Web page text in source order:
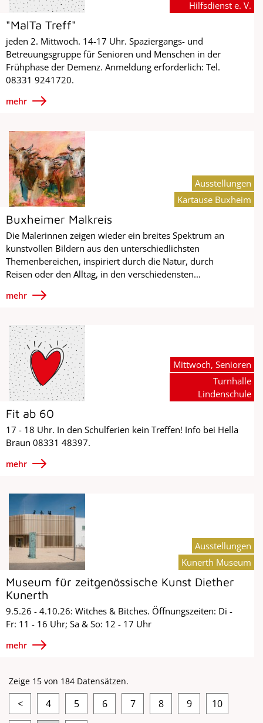
"MalTa Treff"
jeden 2. Mittwoch. 14-17 Uhr. Spaziergangs- und
Betreuungsgruppe für Senioren und Menschen in der
Frühphase der Demenz. Anmeldung erforderlich: Tel.
08331 9241720.
mehr
Hilfsdienst e. V.
Buxheimer Malkreis
Die Malerinnen zeigen wieder ein breites Spektrum an
kunstvollen Bildern aus den unterschiedlichsten
Themenbereichen, inspiriert durch die Natur, durch
Reisen oder den Alltag, in den verschiedensten...
mehr
Ausstellungen
Kartause Buxheim
Fit ab 60
17 - 18 Uhr. In den Schulferien kein Treffen! Info bei Hella
Braun 08331 48397.
mehr
Mittwoch, Senioren
Turnhalle
Lindenschule
Museum für zeitgenössische Kunst Diether
Kunerth
9.5.26 - 4.10.26: Witches & Bitches. Öffnungszeiten: Di -
Fr: 11 - 16 Uhr; Sa & So: 12 - 17 Uhr
mehr
Ausstellungen
Kunerth Museum
Zeige 15 von 184 Datensätzen.
< 4 5 6 7 8 9 10